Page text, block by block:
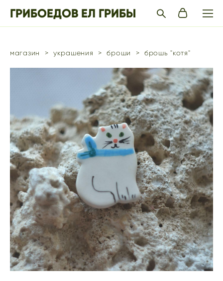
ГРИБОЕДОВ ЕЛ ГРИБЫ
магазин > украшения > броши > брошь "котя"